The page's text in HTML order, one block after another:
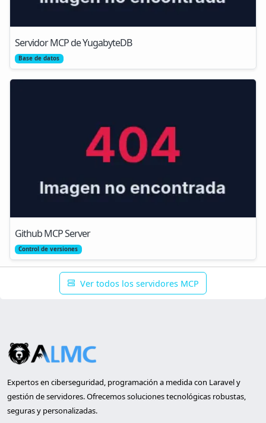
Servidor MCP de YugabyteDB
Base de datos
Github MCP Server
Control de versiones
Ver todos los servidores MCP
Expertos en ciberseguridad, programación a medida con Laravel y
gestión de servidores. Ofrecemos soluciones tecnológicas robustas,
seguras y personalizadas.